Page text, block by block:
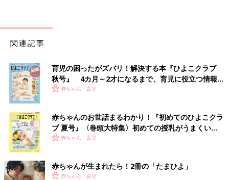
関連記事
育児の困ったがズバリ！解決する本『ひよこクラブ
秋号』 4カ月～2才になるまで、育児に役立つ情報が
いっぱい！
赤ちゃん・育児
赤ちゃんのお世話まるわかり！『初めてのひよこクラ
ブ 夏号』〈巻頭大特集〉初めての授乳がうまくい
く！ おっぱい・ミルクの基本と夏のトラブル 解決テ
赤ちゃん・育児
赤ちゃんが生まれたら！2冊の「たまひよ」
赤ちゃん・育児